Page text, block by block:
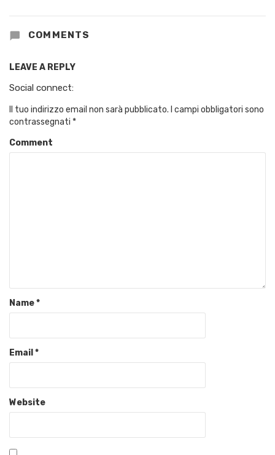
COMMENTS
LEAVE A REPLY
Social connect:
Il tuo indirizzo email non sarà pubblicato. I campi obbligatori sono
contrassegnati *
Comment
Name*
Email *
Website